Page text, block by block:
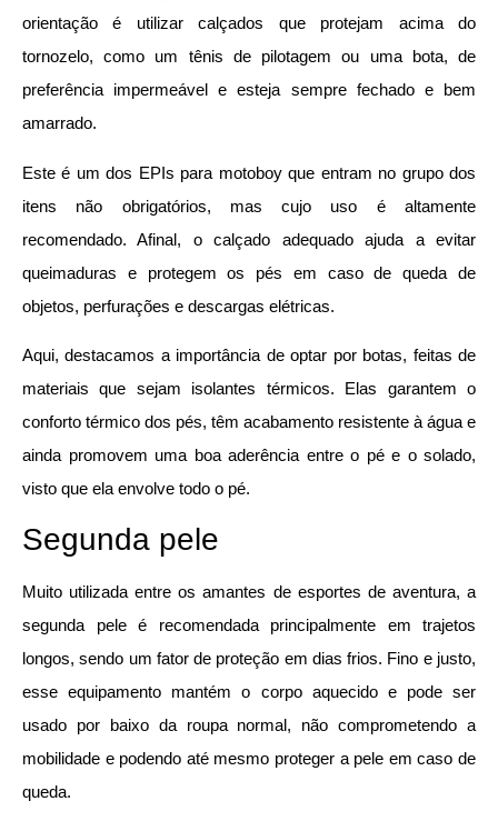
orientação é utilizar calçados que protejam acima do
tornozelo, como um tênis de pilotagem ou uma bota, de
preferência impermeável e esteja sempre fechado e bem
amarrado.
Este é um dos EPIs para motoboy que entram no grupo dos
itens não obrigatórios, mas cujo uso é altamente
recomendado. Afinal, o calçado adequado ajuda a evitar
queimaduras e protegem os pés em caso de queda de
objetos, perfurações e descargas elétricas.
Aqui, destacamos a importância de optar por botas, feitas de
materiais que sejam isolantes térmicos. Elas garantem o
conforto térmico dos pés, têm acabamento resistente à água e
ainda promovem uma boa aderência entre o pé e o solado,
visto que ela envolve todo o pé.
Segunda pele
Muito utilizada entre os amantes de esportes de aventura, a
segunda pele é recomendada principalmente em trajetos
longos, sendo um fator de proteção em dias frios. Fino e justo,
esse equipamento mantém o corpo aquecido e pode ser
usado por baixo da roupa normal, não comprometendo a
mobilidade e podendo até mesmo proteger a pele em caso de
queda.